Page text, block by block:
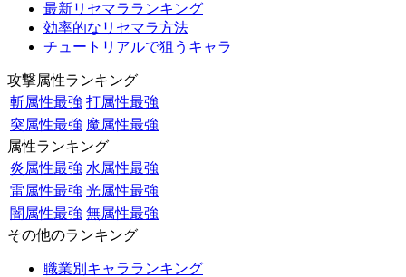
最新リセマラランキング
効率的なリセマラ方法
チュートリアルで狙うキャラ
攻撃属性ランキング
斬属性最強 打属性最強
突属性最強 魔属性最強
属性ランキング
炎属性最強 水属性最強
雷属性最強 光属性最強
闇属性最強 無属性最強
その他のランキング
職業別キャラランキング